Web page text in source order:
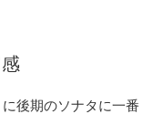
後期のソナタに一番